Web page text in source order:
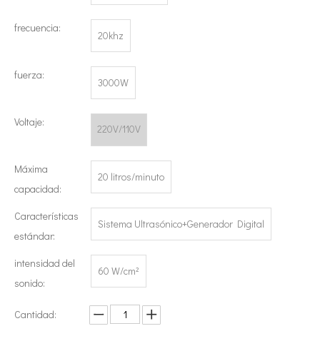
Actualmente, la investigación sobre la extracción de antioxidantes y
frecuencia:
20khz
fuerza:
3000W
Voltaje:
220V/110V
Máxima
capacidad:
20 litros/minuto
Características
estándar:
Sistema Ultrasónico+Generador Digital
intensidad del
sonido:
60 W/cm²
Cantidad: